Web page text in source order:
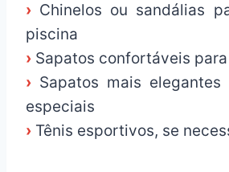
› Chinelos ou sandálias
piscina
› Sapatos confortáveis
› Sapatos mais elegantes
especiais
› Tênis esportivos, se